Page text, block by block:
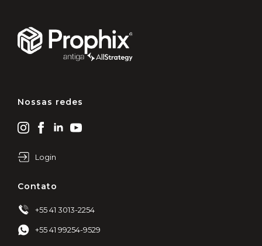
Nossas redes
Login
Contato
+55 41 3013-2254
+55 41 99254-9529